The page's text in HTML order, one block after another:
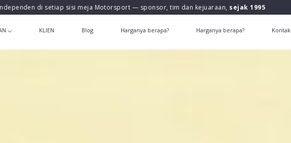
di setiap sisi meja Motorsport — sponsor, tim dan kejuaraan, sejak 1995
KLIEN Blog Harganya berapa? Harganya berapa? Kontak